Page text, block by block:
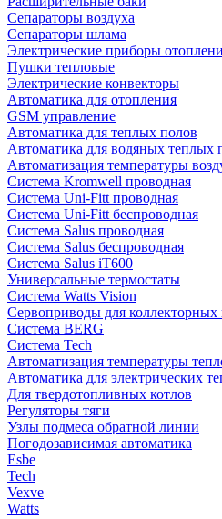
Сепараторы воздуха
Сепараторы шлама
Электрические приборы
Пушки тепловые
Электрические конвекторы
Автоматика для отопления
GSM управление
Автоматика для теплых полов
Автоматика для водяных теплых
Автоматизация температуры
Система Kromwell проводная
Система Uni-Fitt проводная
Система Uni-Fitt беспроводная
Система Salus проводная
Система Salus беспроводная
Система Salus iT600
Универсальные термостаты
Система Watts Vision
Сервоприводы для коллекторных
Система BERG
Система Tech
Автоматизация температуры
Автоматика для электрических
Для твердотопливных котлов
Регуляторы тяги
Узлы подмеса обратной линии
Погодозависимая автоматика
Esbe
Tech
Vexve
Watts